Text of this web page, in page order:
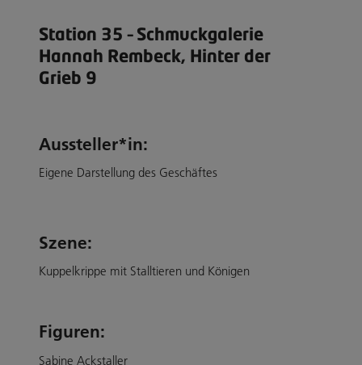
Station 35 – Schmuckgalerie
Hannah Rembeck, Hinter der
Grieb 9
Aussteller*in:
Eigene Darstellung des Geschäftes
Szene:
Kuppelkrippe mit Stalltieren und Königen
Figuren:
Sabine Ackstaller